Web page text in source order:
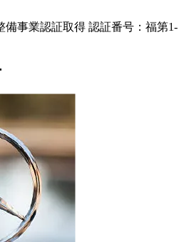
備事業認証取得 認証番号：福第1-